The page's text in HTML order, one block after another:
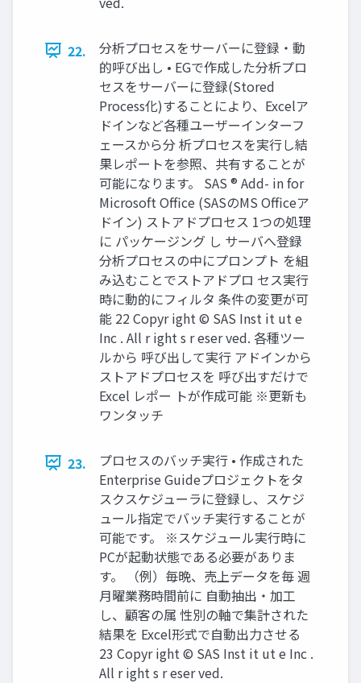
22.
分析プロセスをサーバーに登録・動
的呼び出し • EGで作成した分析プロ
セスをサーバーに登録(Stored
Process化)することにより、Excelア
ドインなど各種ユーザーインターフ
ェースから分 析プロセスを実行し結
果レポートを参照、共有することが
可能になります。 SAS ® Add- in for
Microsoft Office (SASのMS Officeア
ドイン) ストアドプロセス 1つの処理
に パッケージング し サーバへ登録
分析プロセスの中にプロンプト を組
み込むことでストアドプロ セス実行
時に動的にフィルタ 条件の変更が可
能 22 Copyr ight © SAS Inst it ut e
Inc . All r ight s r eser ved. 各種ツー
ルから 呼び出して実行 アドインから
ストアドプロセスを 呼び出すだけで
Excel レポー トが作成可能 ※更新も
ワンタッチ
23.
プロセスのバッチ実行 • 作成された
Enterprise Guideプロジェクトをタ
スクスケジューラに登録し、スケジ
ュール指定でバッチ実行することが
可能です。 ※スケジュール実行時に
PCが起動状態である必要がありま
す。 （例）毎晩、売上データを毎 週
月曜業務時間前に 自動抽出・加工
し、顧客の属 性別の軸で集計された
結果を Excel形式で自動出力させる
23 Copyr ight © SAS Inst it ut e Inc .
All r ight s r eser ved.